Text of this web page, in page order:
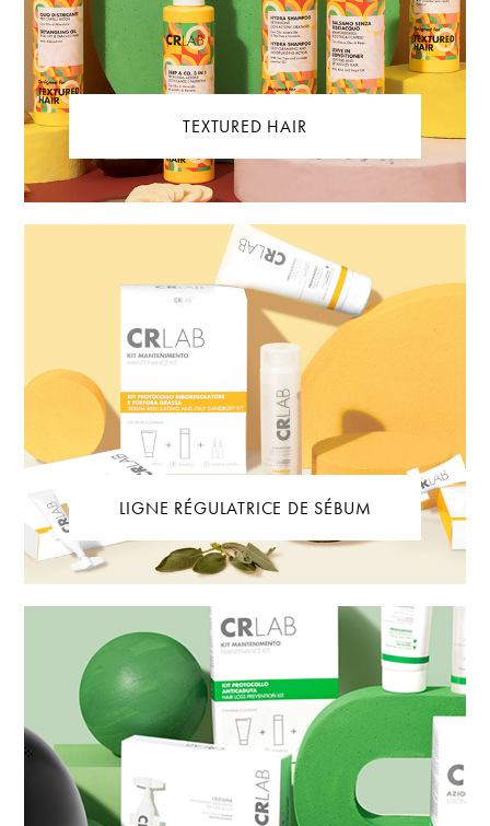
TEXTURED HAIR
LIGNE RÉGULATRICE DE SÉBUM